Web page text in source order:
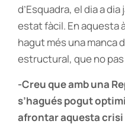
d’Esquadra, el dia a
estat fàcil. En aquesta
hagut més una manca
estructural, que no
-Creu que amb una
s’hagués pogut
afrontar aquesta